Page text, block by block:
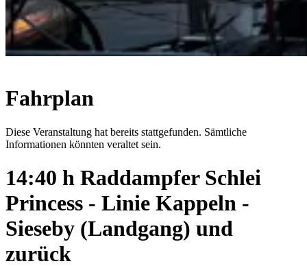
Fahrplan
Diese Veranstaltung hat bereits stattgefunden. Sämtliche
Informationen könnten veraltet sein.
14:40 h Raddampfer Schlei
Princess - Linie Kappeln -
Sieseby (Landgang) und
zurück